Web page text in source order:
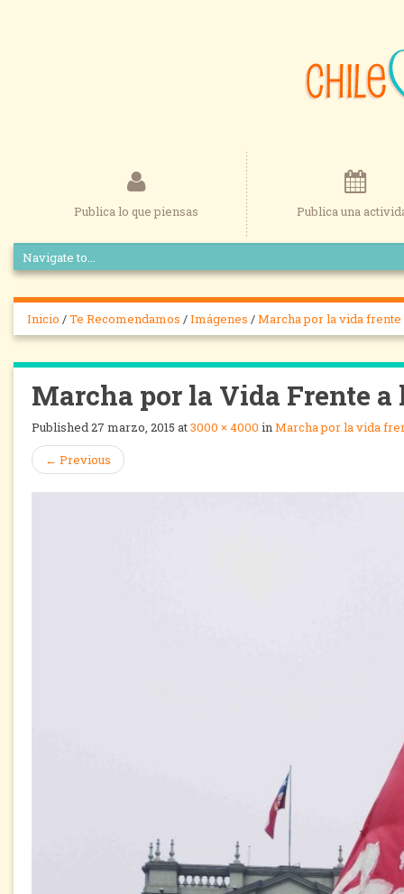
Publica lo que piensas Publica una
Inicio /Te Recomendamos /Imágenes /Marcha por la vida frente
Marcha por la Vida Frente a
Published27 marzo, 2015 at3000 × 4000 inMarcha por la vida
← Previous